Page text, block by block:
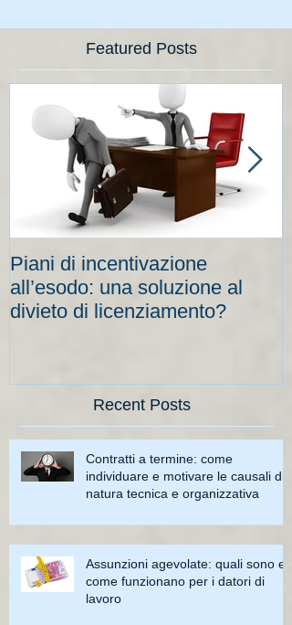
Featured Posts
Piani di incentivazione
all’esodo: una soluzione al
divieto di licenziamento?
Recent Posts
Contratti a termine: come
individuare e motivare le causali di
natura tecnica e organizzativa
Assunzioni agevolate: quali sono e
come funzionano per i datori di
lavoro